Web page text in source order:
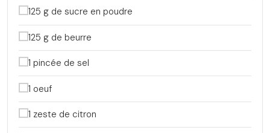
125 g de sucre en poudre
125 g de beurre
1 pincée de sel
1 oeuf
1 zeste de citron